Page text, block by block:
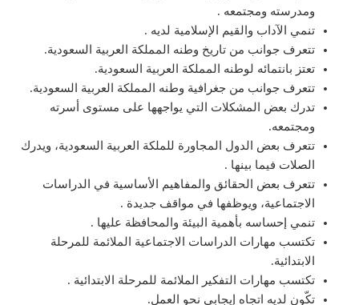
ومدرسته ومجتمعه .
تنمي الآداب والقيم الإسلامية لديه .
تتعرف جوانب من تاريخ وطنه المملكة العربية السعودية.
تعتز بانتمائه لوطنه المملكة العربية السعودية.
تتعرف جوانب من جغرافية وطنه المملكة العربية السعودية.
تدرك بعض المشكلات التي يواجهها على مستوى أسرته
ومجتمعه.
تتعرف بعض الدول المجاورة للملكة العربية السعودية، ويدرك
الصلات فيما بينها .
تتعرف بعض الحقائق والمفاهيم الأساسية في الدراسات
الاجتماعية، ويوظفها في مواقف جديدة .
تنمي إحساسه بأهمية البيئة والمحافظة عليها .
تكتسب مهارات الدراسات الاجتماعية الملائمة للمرحلة
الابتدائية.
تكتسب مهارات التفكير الملائمة للمرحلة الابتدائية .
تكّون لديه اتجاه إيجابي نحو العمل.